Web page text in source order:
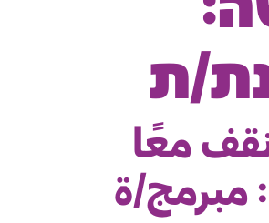
ת
معًا
ة